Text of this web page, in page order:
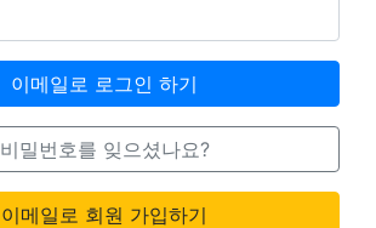
이메일로 로그인 하기
비밀번호를 잊으셨나요?
이메일로 회원 가입하기